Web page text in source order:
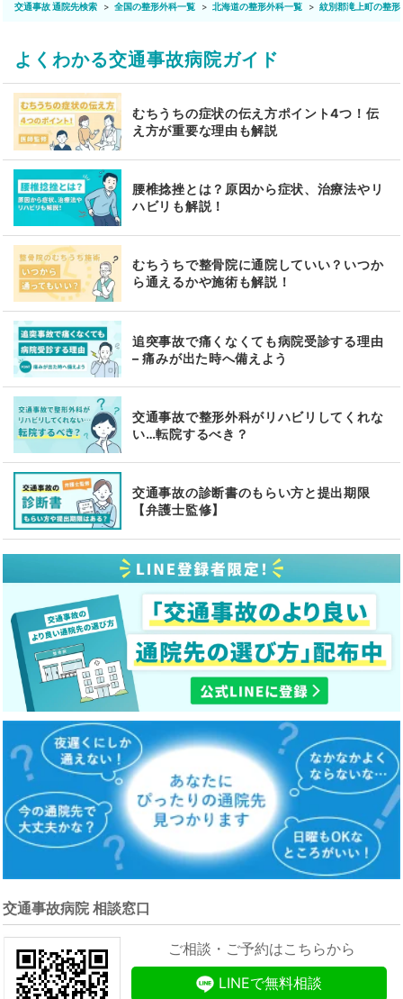
交通事故 通院先検索 全国の整形外科一覧 北海道の整形外科一覧 紋別郡滝上町の整形
よくわかる交通事故病院ガイド
むちうちの症状の伝え方ポイント4つ！伝
え方が重要な理由も解説
腰椎捻挫とは？原因から症状、治療法やリ
ハビリも解説！
むちうちで整骨院に通院していい？いつか
ら通えるかや施術も解説！
追突事故で痛くなくても病院受診する理由
– 痛みが出た時へ備えよう
交通事故で整形外科がリハビリしてくれな
い…転院するべき？
交通事故の診断書のもらい方と提出期限
【弁護士監修】
交通事故病院 相談窓口
ご相談・ご予約はこちらから
LINEで無料相談